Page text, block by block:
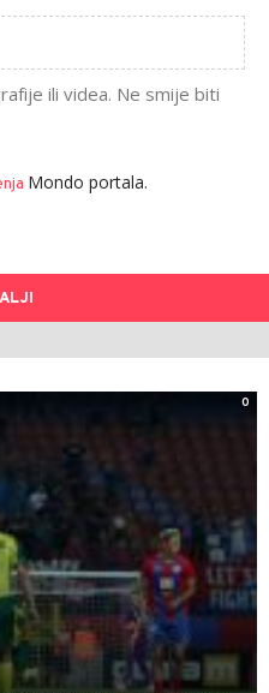
ili videa. Ne smije biti
Mondo portala.
0